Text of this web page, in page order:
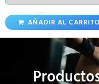
AÑADIR AL CARRITO